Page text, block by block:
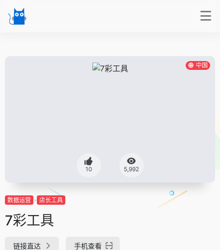
中国
10 5,992
数据运营 店长工具
7彩工具
链接直达 手机查看